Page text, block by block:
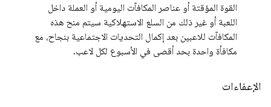
القوة المؤقتة أو عناصر المكافآت اليومية أو العملة داخل
اللعبة أو غير ذلك من السلع الاستهلاكية سيتم منح هذه
المكافآت للاعبين بعد إكمال التحديات الاجتماعية بنجاح، مع
مكافأة واحدة بحد أقصى في الأسبوع لكل لاعب.
الإعفاءات